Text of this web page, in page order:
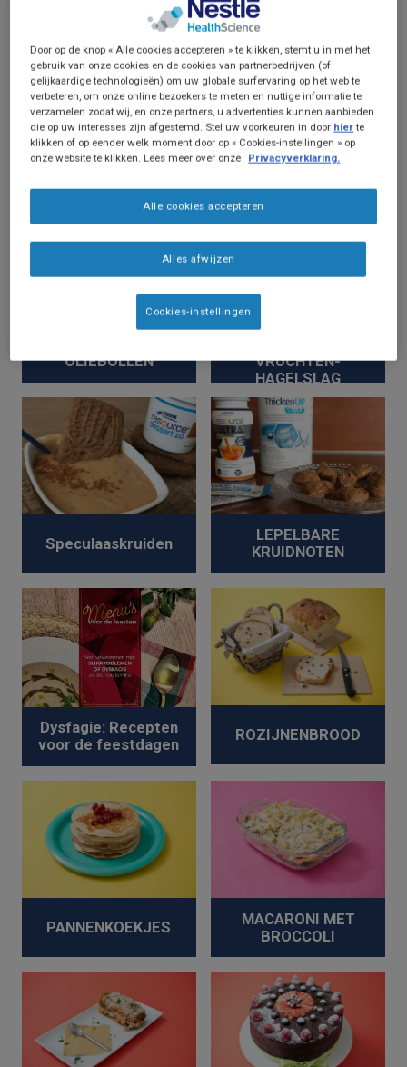
Soort recept
OLIEBOLLEN
VLOEIBARE
VRUCHTEN-
HAGELSLAG
Speculaaskruiden
LEPELBARE
KRUIDNOTEN
Dysfagie: Recepten
voor de feestdagen
ROZIJNENBROOD
PANNENKOEKJES
MACARONI MET
BROCCOLI
Door op de knop « Alle cookies accepteren » te klikken, stemt u in met het
gebruik van onze cookies en de cookies van partnerbedrijven (of
gelijkaardige technologieën) om uw globale surfervaring op het web te
verbeteren, om onze online bezoekers te meten en nuttige informatie te
verzamelen zodat wij, en onze partners, u advertenties kunnen aanbieden
die op uw interesses zijn afgestemd. Stel uw voorkeuren in door hierte
klikken of op eender welk moment door op « Cookies-instellingen » op
onze website te klikken. Lees meer over onze
Privacyverklaring.
Alles afwijzen
Alle cookies accepteren
Cookies-instellingen